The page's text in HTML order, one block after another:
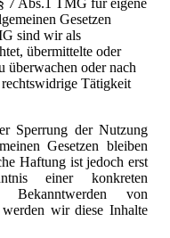
7 Abs.1 TMG für eigene
Gesetzen
sind wir als
übermittelte oder
überwachen oder nach
Tätigkeit
Sperrung der Nutzung
Gesetzen bleiben
Haftung ist jedoch erst
einer konkreten
Bekanntwerden von
werden wir diese Inhalte